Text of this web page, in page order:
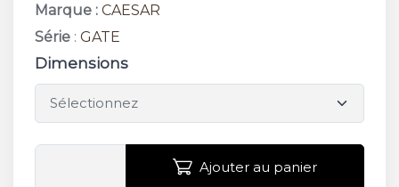
Marque : CAESAR
Série : GATE
Dimensions
Ajouter au panier